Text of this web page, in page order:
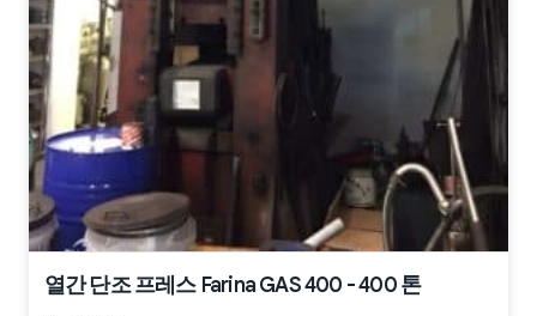
열간 단조 프레스 Farina GAS 400 - 400 톤